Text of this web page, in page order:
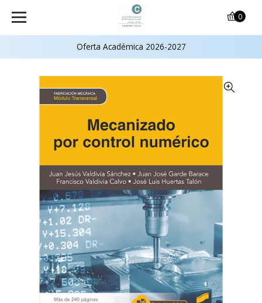
Oferta Académica 2026-2027
0